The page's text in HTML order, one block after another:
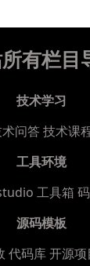
有栏目
技术学习
问答技术课
工具环境
工具箱
源码模板
代码库 开源项